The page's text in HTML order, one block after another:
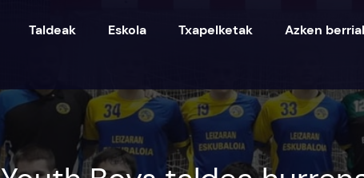
Taldeak Eskola Txapelketak Azken